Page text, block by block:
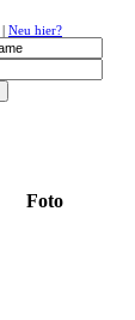
| Neu hier?
Foto